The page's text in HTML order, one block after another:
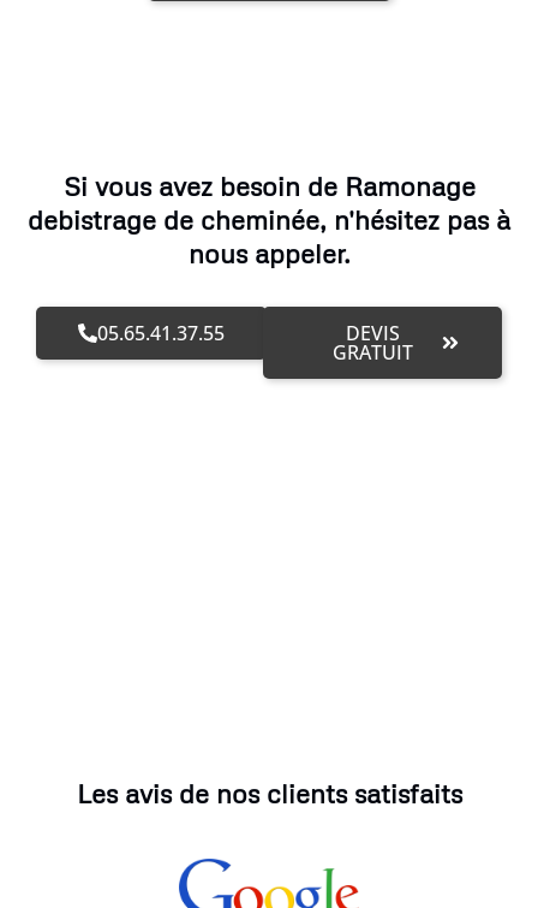
Si vous avez besoin de Ramonage
debistrage de cheminée, n'hésitez pas à
nous appeler.
05.65.41.37.55 DEVIS
GRATUIT
Les avis de nos clients satisfaits